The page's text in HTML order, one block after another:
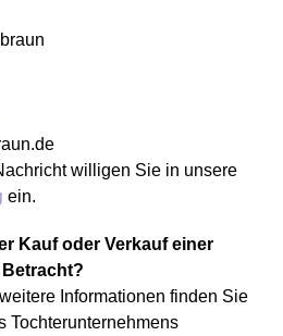
willigen Sie in unsere
ein.
Kauf oder Verkauf einer
Informationen finden Sie
Tochterunternehmens